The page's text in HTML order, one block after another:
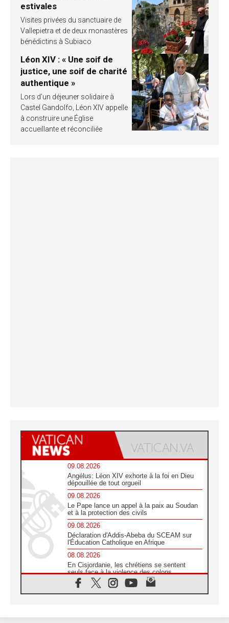
estivales
Visites privées du sanctuaire de
Vallepietra et de deux monastères
bénédictins à Subiaco
Léon XIV : « Une soif de
justice, une soif de charité
authentique »
Lors d’un déjeuner solidaire à
Castel Gandolfo, Léon XIV appelle
à construire une Église
accueillante et réconciliée
09.08.2026
Angélus: Léon XIV exhorte à la foi en Dieu
dépouillée de tout orgueil
09.08.2026
Le Pape lance un appel à la paix au Soudan
et à la protection des civils
09.08.2026
Déclaration d'Addis-Abeba du SCEAM sur
l'Éducation Catholique en Afrique
08.08.2026
En Cisjordanie, les chrétiens se sentent
seuls face à la violence des colons
08.08.2026
Léon XIV au sanctuaire de Notre Dame du